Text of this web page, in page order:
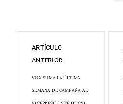
ARTÍCULO
ANTERIOR
VOX SUMA LA ÚLTIMA
SEMANA DE CAMPAÑA AL
VICEPRESIDENTE DE CYL